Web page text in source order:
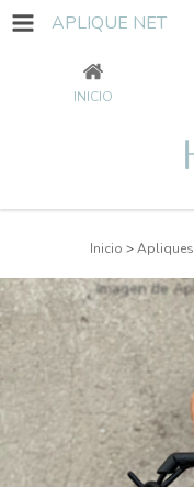
APLIQUE NET
INICIO
Inicio >Apliques